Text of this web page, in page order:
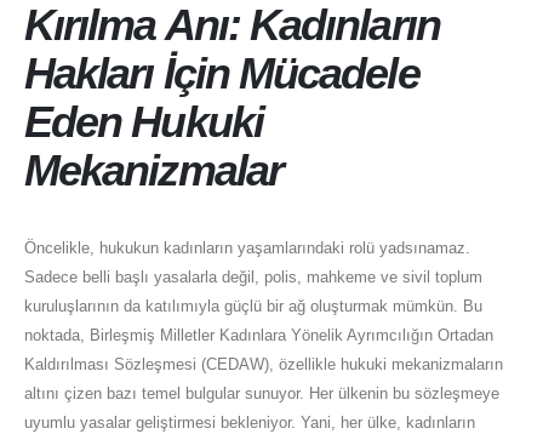
Kırılma Anı: Kadınların
Hakları İçin Mücadele
Eden Hukuki
Mekanizmalar
Öncelikle, hukukun kadınların yaşamlarındaki rolü yadsınamaz.
Sadece belli başlı yasalarla değil, polis, mahkeme ve sivil toplum
kuruluşlarının da katılımıyla güçlü bir ağ oluşturmak mümkün. Bu
noktada, Birleşmiş Milletler Kadınlara Yönelik Ayrımcılığın Ortadan
Kaldırılması Sözleşmesi (CEDAW), özellikle hukuki mekanizmaların
altını çizen bazı temel bulgular sunuyor. Her ülkenin bu sözleşmeye
uyumlu yasalar geliştirmesi bekleniyor. Yani, her ülke, kadınların